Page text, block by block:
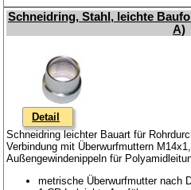
Schneidring, Stahl, leichte
A)
Detail
Schneidring leichter Bauart für
Verbindung mit Überwurfmuttern
Außengewindenippeln für
metrische Überwurfmutter nach